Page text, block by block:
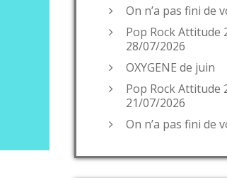
On n’a pas fini de
Pop Rock Attitude
28/07/2026
OXYGENE de juin
Pop Rock Attitude
21/07/2026
On n’a pas fini de